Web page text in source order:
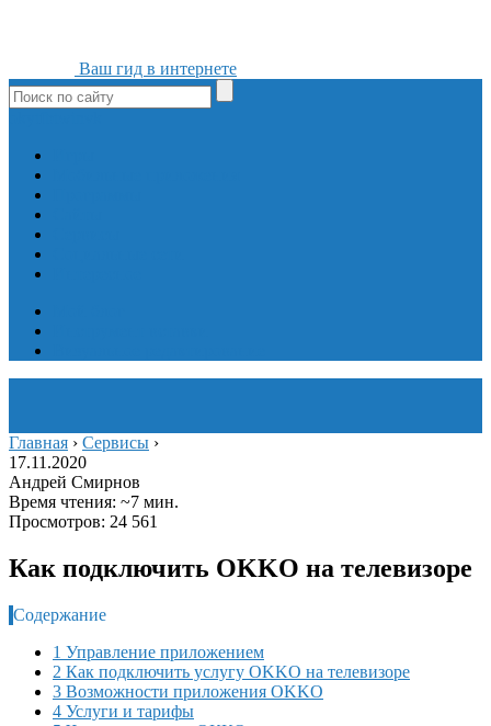
Ваш гид в интернете
Главная › Сервисы ›
17.11.2020
Андрей Смирнов
Время чтения: ~7 мин.
Просмотров: 24 561
Как подключить OKKO на телевизоре
Содержание
1 Управление приложением
2 Как подключить услугу OKKO на телевизоре
3 Возможности приложения OKKO
4 Услуги и тарифы